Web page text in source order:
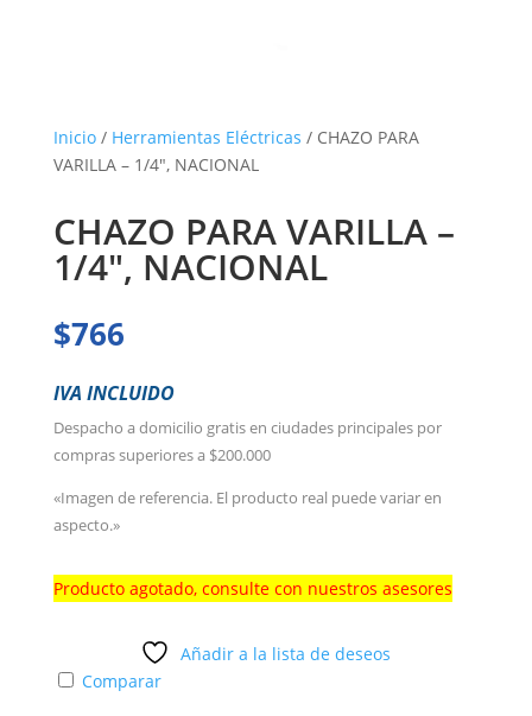
Inicio/ Herramientas Eléctricas / CHAZO PARA
VARILLA – 1/4″, NACIONAL
CHAZO PARA VARILLA –
1/4″, NACIONAL
$766
IVA INCLUIDO
Despacho a domicilio gratis en ciudades principales por
compras superiores a $200.000
«Imagen de referencia. El producto real puede variar en
aspecto.»
Producto agotado, consulte con nuestros asesores
Añadir a la lista de deseos
Comparar